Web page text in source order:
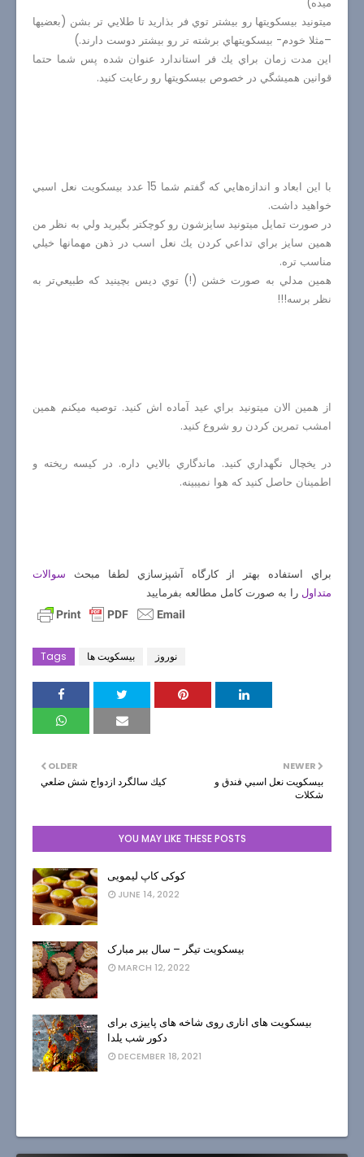
ميتونيد بيسكويتها رو بيشتر توي فر بذاريد تا طلايي تر بشن (بعضيها
–مثلا خودم- بيسكويتهاي برشته تر رو بيشتر دوست دارند.)
اين مدت زمان براي يك فر استاندارد عنوان شده پس شما حتما
قوانين هميشگي در خصوص بيسكويتها رو رعايت كنيد.
با اين ابعاد و اندازه‌هايي كه گفتم شما 15 عدد بيسكويت نعل اسبي
خواهيد داشت.
در صورت تمايل ميتونيد سايزشون رو كوچكتر بگيريد ولي به نظر من
همين سايز براي تداعي كردن يك نعل اسب در ذهن مهمانها خيلي
مناسب تره.
همين مدلي به صورت خشن (!) توي ديس بچينيد كه طبيعي‌تر به
نظر برسه!!!
از همين الان ميتونيد براي عيد آماده اش كنيد. توصيه ميكنم همين
امشب تمرين كردن رو شروع كنيد.
در يخچال نگهداري كنيد. ماندگاري بالايي داره. در كيسه ريخته و
اطمينان حاصل كنيد كه هوا نميبينه.
براي استفاده بهتر از كارگاه آشپزسازي لطفا مبحث
سوالات
متداول را به صورت كامل مطالعه بفرماييد
Tags بیسکویت ها نوروز
NEWER
بيسكويت نعل اسبي فندق و
شكلات
OLDER
كيك سالگرد ازدواج شش ضلعي
YOU MAY LIKE THESE POSTS
کوکی کاپ لیمویی
JUNE 14, 2022
بیسکویت تیگر – سال ببر مبارک
MARCH 12, 2022
بیسکویت های اناری روی شاخه های پاییزی برای
دکور شب یلدا
DECEMBER 18, 2021